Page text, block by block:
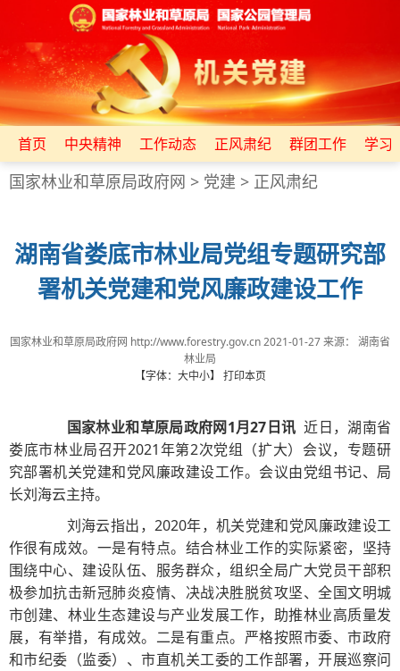
首页 中央精神 工作动态 正风肃纪 群团工作 学习
国家林业和草原局政府网 > 党建 > 正风肃纪
湖南省娄底市林业局党组专题研究部
署机关党建和党风廉政建设工作
国家林业和草原局政府网 http://www.forestry.gov.cn2021-01-27来源： 湖南省
林业局
【字体： 大中小】 打印本页
国家林业和草原局政府网1月27日讯 近日，湖南省
娄底市林业局召开2021年第2次党组（扩大）会议，专题研
究部署机关党建和党风廉政建设工作。会议由党组书记、局
长刘海云主持。
刘海云指出，2020年，机关党建和党风廉政建设工
作很有成效。一是有特点。结合林业工作的实际紧密，坚持
围绕中心、建设队伍、服务群众，组织全局广大党员干部积
极参加抗击新冠肺炎疫情、决战决胜脱贫攻坚、全国文明城
市创建、林业生态建设与产业发展工作，助推林业高质量发
展，有举措，有成效。二是有重点。严格按照市委、市政府
和市纪委（监委）、市直机关工委的工作部署，开展巡察问